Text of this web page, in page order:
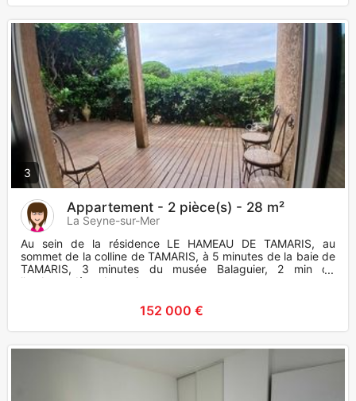
3
Appartement - 2 pièce(s) - 28 m²
La Seyne-sur-Mer
Au sein de la résidence LE HAMEAU DE TAMARIS, au
sommet de la colline de TAMARIS, à 5 minutes de la baie de
TAMARIS, 3 minutes du musée Balaguier, 2 min de
l'embarcadère. A proxi
152 000 €